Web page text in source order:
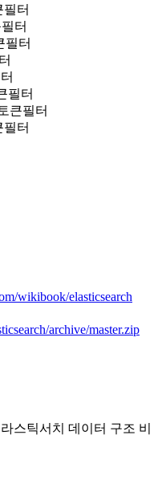
필터
터
필터
필터
큰필터
필터
wikibook/elasticsearch
archive/master.zip
스틱서치 데이터 구조 비